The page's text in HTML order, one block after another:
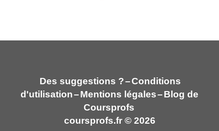
Des suggestions ?–Conditions
d'utilisation–Mentions légales–Blog de
Coursprofs
coursprofs.fr © 2026